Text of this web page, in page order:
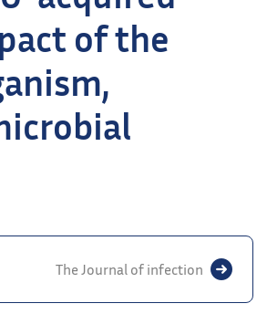
of the
The Journal of infection